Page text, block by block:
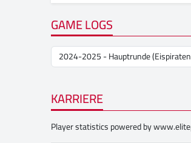
GAME LOGS
KARRIERE
Player statistics powered by